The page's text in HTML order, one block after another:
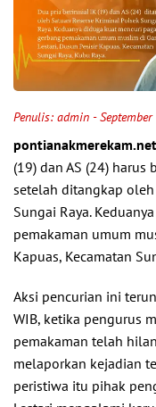
Penulis: admin -
(19) dan AS (24)
setelah ditangkap
Sungai Raya.
pemakaman umum
Kapuas, Kecamatan
Aksi pencurian ini
WIB, ketika pengurus
pemakaman telah
melaporkan kejadian
peristiwa itu pihak